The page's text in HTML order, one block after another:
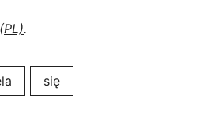
.
się